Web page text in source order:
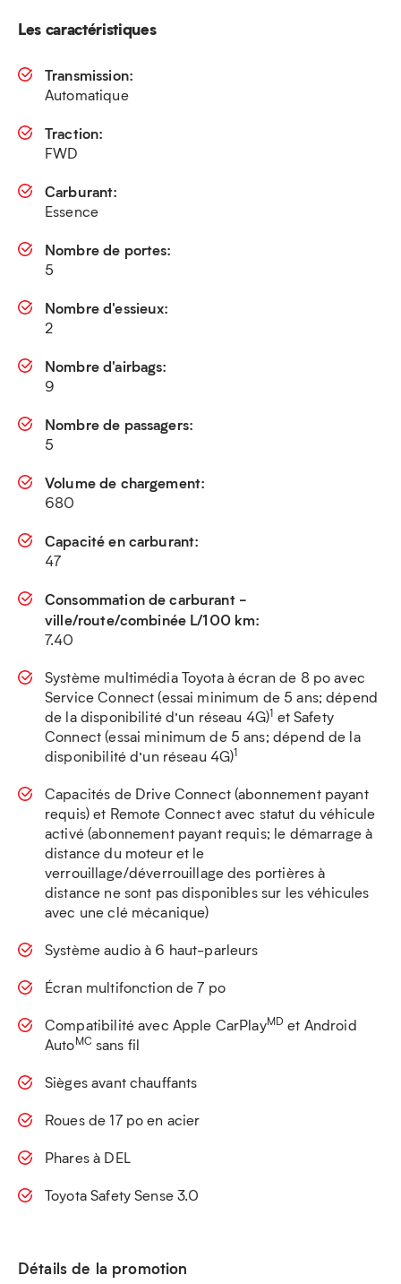
Les caractéristiques
Transmission:
Automatique
Traction:
FWD
Carburant:
Essence
Nombre de portes:
5
Nombre d'essieux:
2
Nombre d'airbags:
9
Nombre de passagers:
5
Volume de chargement:
680
Capacité en carburant:
47
Consommation de carburant -
ville/route/combinée L/100 km:
7.40
Système multimédia Toyota à écran de 8 po avec
Service Connect (essai minimum de 5 ans; dépend
de la disponibilité d’un réseau 4G)1 et Safety
Connect (essai minimum de 5 ans; dépend de la
disponibilité d’un réseau 4G)1
Capacités de Drive Connect (abonnement payant
requis) et Remote Connect avec statut du véhicule
activé (abonnement payant requis; le démarrage à
distance du moteur et le
verrouillage/déverrouillage des portières à
distance ne sont pas disponibles sur les véhicules
avec une clé mécanique)
Système audio à 6 haut-parleurs
Écran multifonction de 7 po
Compatibilité avec Apple CarPlayMD et Android
AutoMC sans fil
Sièges avant chauffants
Roues de 17 po en acier
Phares à DEL
Toyota Safety Sense 3.0
Détails de la promotion